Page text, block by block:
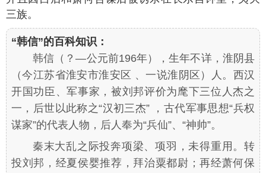
三族。
“韩信”的百科知识：
韩信（？—公元前196年），生年不详，淮阴县
（今江苏省淮安市淮安区 、一说淮阴区）人。西汉
开国功臣、军事家，被刘邦评价为麾下三位人杰之
一，后世以此称之“汉初三杰” ，古代军事思想“兵权
谋家”的代表人物，后人奉为“兵仙”、“神帅”。
秦末大乱之际投奔项梁、项羽，未得重用。转
投刘邦，经夏侯婴推荐，拜治粟都尉；再经萧何保